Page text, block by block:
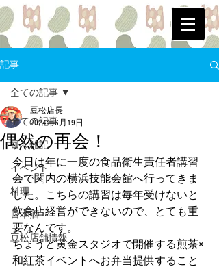
記事
全ての記事
日々雑記
イベント
料理
日本酒
豆松店舗情報
全ての記事
偶然の再会！
豆松店長
2024年6月19日
今日は年に一度の食品衛生責任者講習
会で関内の横浜技能会館へ行ってきま
した。こちらの講習は毎年受けないと
飲食店経営ができないので、とても重
要なんです。
ちょうど黄金スタジオで開催する煎茶×
和紅茶イベントへお弁当提供すること